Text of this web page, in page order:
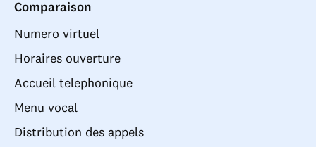
Comparaison
Numero virtuel
Horaires ouverture
Accueil telephonique
Menu vocal
Distribution des appels